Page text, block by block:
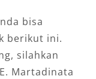
bisa
berikut ini.
silahkan
Martadinata